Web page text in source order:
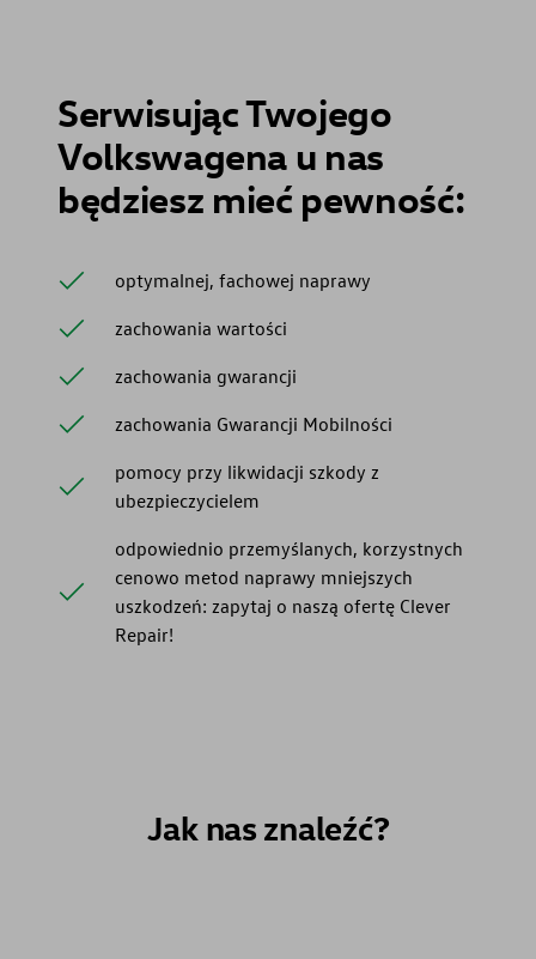
Serwisując Twojego
Volkswagena u nas
będziesz mieć pewność:
optymalnej, fachowej naprawy
zachowania wartości
zachowania gwarancji
zachowania Gwarancji Mobilności
pomocy przy likwidacji szkody z
ubezpieczycielem
odpowiednio przemyślanych, korzystnych
cenowo metod naprawy mniejszych
uszkodzeń: zapytaj o naszą ofertę Clever
Repair!
Jak nas znaleźć?